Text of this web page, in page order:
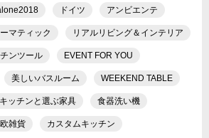
ドイツ アンビエンテ
マティック リアルリビング＆インテリア
ンツール EVENT FOR YOU
美しいバスルーム WEEKEND TABLE
キッチンと選ぶ家具 食器洗い機
雑貨 カスタムキッチン